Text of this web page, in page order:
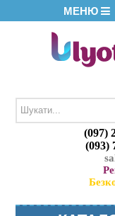
МЕНЮ
(097)
(093)